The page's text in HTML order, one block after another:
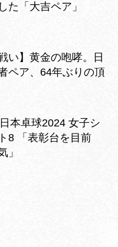
た「大吉ペア」
い】黄金の咆哮。日
ペア、64年ぶりの頂
本卓球2024 女子シ
8 「表彰台を目前
」